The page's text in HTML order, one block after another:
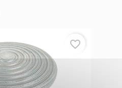
favorite_border